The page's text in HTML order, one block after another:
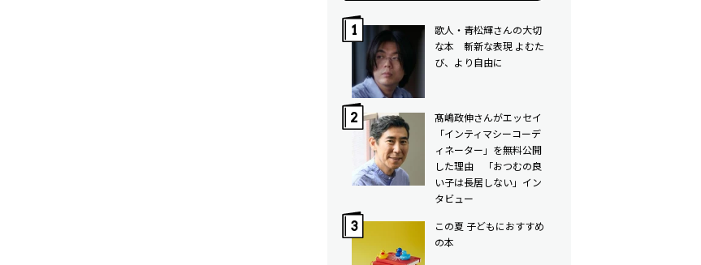
歌人・青松輝さんの大切
な本 斬新な表現 よむた
び、より自由に
髙嶋政伸さんがエッセイ
「インティマシーコーデ
ィネーター」を無料公開
した理由 「おつむの良
い子は長居しない」イン
タビュー
この夏 子どもにおすすめ
の本